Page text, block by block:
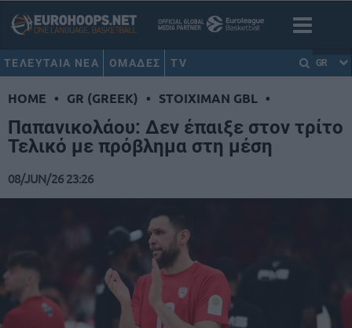
ΤΕΛΕΥΤΑΙΑ ΝΕΑ ΟΜΑΔΕΣ TV GR
HOME • GR (GREEK) • STOIXIMAN GBL •
Παπανικολάου: Δεν έπαιξε στον τρίτο
Τελικό με πρόβλημα στη μέση
08/JUN/26 23:26